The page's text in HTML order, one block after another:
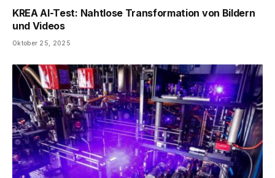
KREA AI-Test: Nahtlose Transformation von Bildern
und Videos
Oktober 25, 2025